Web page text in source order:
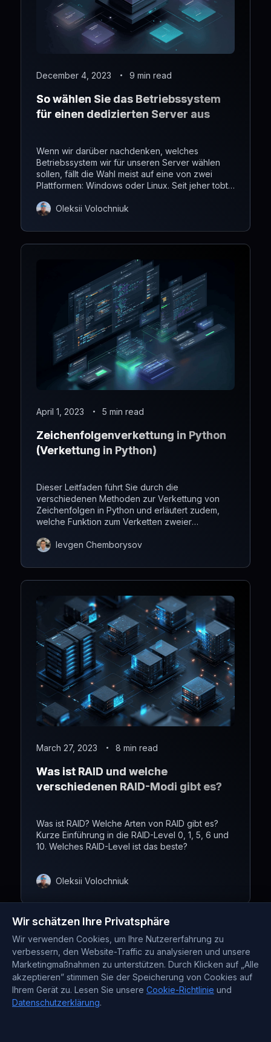
December 4, 2023 9 min read
So wählen Sie das Betriebssystem
für einen dedizierten Server aus
Wenn wir darüber nachdenken, welches
Betriebssystem wir für unseren Server wählen
sollen, fällt die Wahl meist auf eine von zwei
Plattformen: Windows oder Linux. Seit jeher tobt
beiden – Linux oder Windows – das bessere
untersuchen, welches Betriebssystem für einen
dedizierten Server am besten geeignet ist.
Oleksii Volochniuk
April 1, 2023 5 min read
Zeichenfolgenverkettung in Python
(Verkettung in Python)
Dieser Leitfaden führt Sie durch die
verschiedenen Methoden zur Verkettung von
Zeichenfolgen in Python und erläutert zudem,
welche Funktion zum Verketten zweier
Ievgen Chemborysov
March 27, 2023 8 min read
Was ist RAID und welche
verschiedenen RAID-Modi gibt es?
Was ist RAID? Welche Arten von RAID gibt es?
Kurze Einführung in die RAID-Level 0, 1, 5, 6 und
10. Welches RAID-Level ist das beste?
Oleksii Volochniuk
Wir schätzen Ihre Privatsphäre
Wir verwenden Cookies, um Ihre Nutzererfahrung zu
verbessern, den Website-Traffic zu analysieren und unsere
Marketingmaßnahmen zu unterstützen. Durch Klicken auf „Alle
akzeptieren” stimmen Sie der Speicherung von Cookies auf
Ihrem Gerät zu. Lesen Sie unsere Cookie-Richtlinie und
Datenschutzerklärung.